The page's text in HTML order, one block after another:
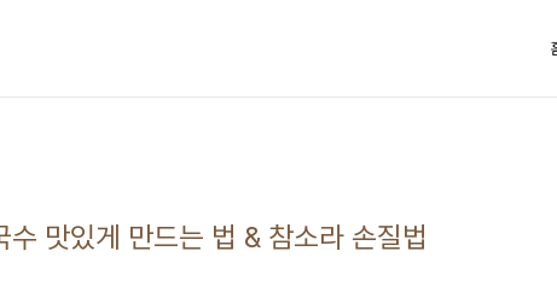
맛있게 만드는 법 & 참소라 손질법